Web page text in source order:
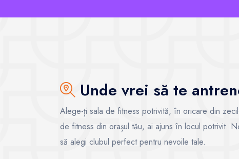
Unde vrei să te
Alege-ți sala de fitness potrivită, în oricare din
de fitness din orașul tău, ai ajuns în locul potrivit.
să alegi clubul perfect pentru nevoile tale.